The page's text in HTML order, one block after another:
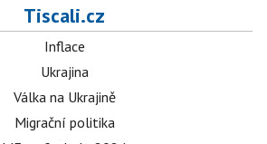
Tiscali.cz
Inflace
Ukrajina
Válka na Ukrajině
Migrační politika